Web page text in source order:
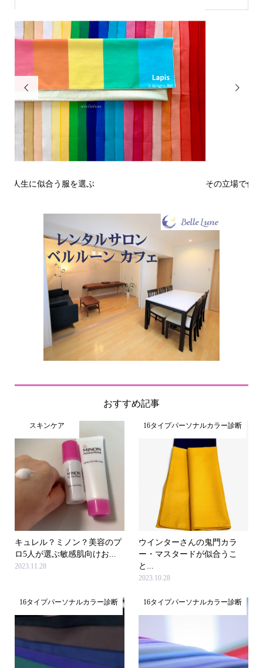

その立場で信頼される見た目にするには？〜予告編〜

おすすめ記事
スキンケア
キュレル？ミノン？美容のプ
ロ5人が選ぶ敏感肌向けお...
2023.11.28
16タイプパーソナルカラー診断
ウインターさんの鬼門カラ
ー・マスタードが似合うこ
と...
2023.10.28
16タイプパーソナルカラー診断 16タイプパーソナルカラー診断